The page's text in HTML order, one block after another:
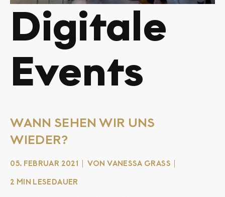
Digitale
Events
WANN SEHEN WIR UNS
WIEDER?
05. FEBRUAR 2021 VON VANESSA GRASS
2 MIN LESEDAUER